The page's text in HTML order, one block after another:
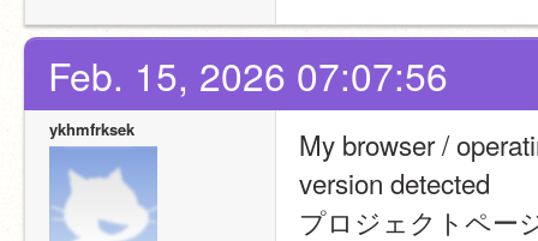
Feb. 15, 2026 07:07:56
ykhmfrksek
My browser /
version detected
プロジェクトペー